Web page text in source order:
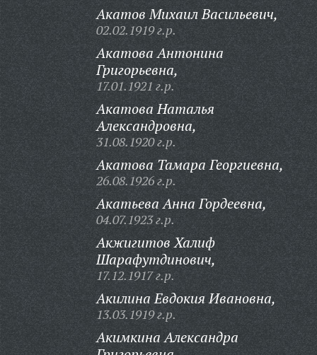
Акатов Михаил Васильевич,
02.02.1919 г.р.
Акатова Антонина
Григорьевна,
17.01.1921 г.р.
Акатова Наталья
Александровна,
31.08.1920 г.р.
Акатова Тамара Георгиевна,
26.08.1926 г.р.
Акатьева Анна Гордеевна,
04.07.1923 г.р.
Акжигитов Халиф
Шарафутдинович,
17.12.1917 г.р.
Акилина Евдокия Ивановна,
13.03.1919 г.р.
Акимкина Александра